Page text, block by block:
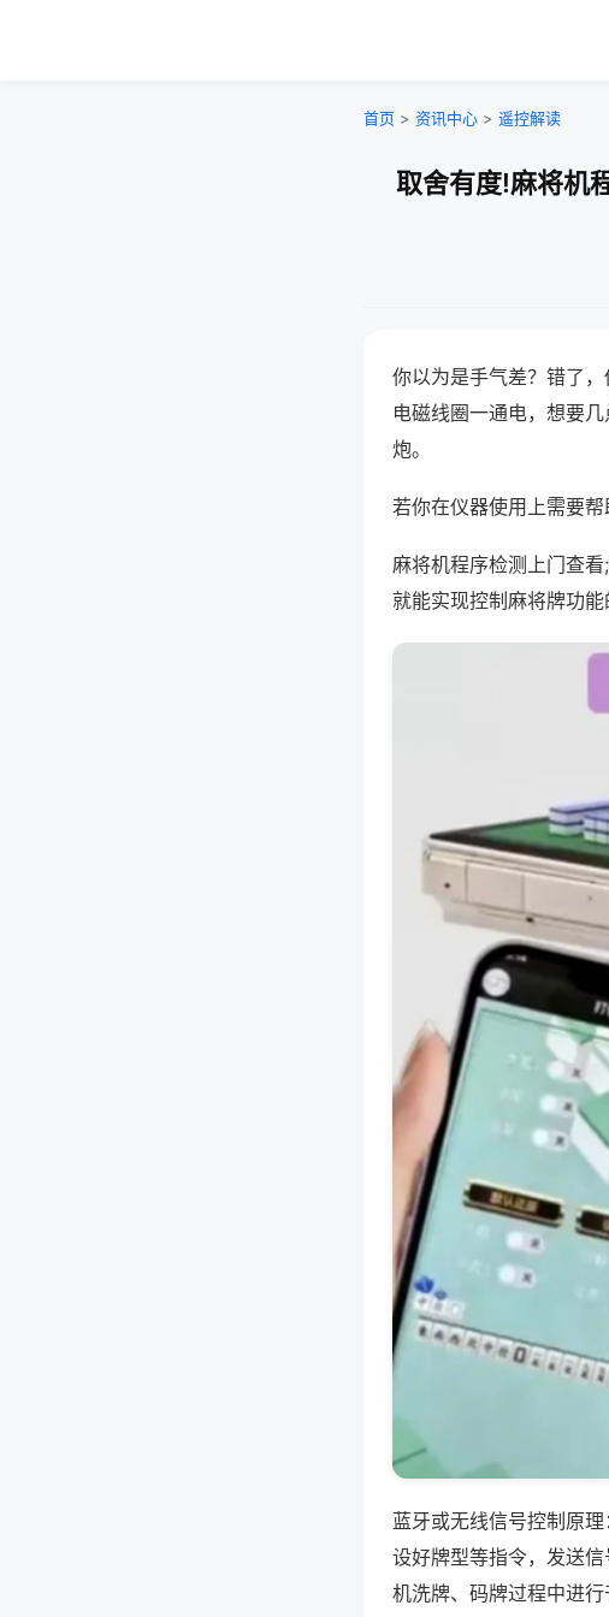
首页 > 资讯中心 > 遥控解读
取舍有度!麻将机
你以为是手气差？错了
电磁线圈一通电，想要
炮。
若你在仪器使用上需要
麻将机程序检测上门查
就能实现控制麻将牌功能
蓝牙或无线信号控制原
设好牌型等指令，发送
机洗牌、码牌过程中进行